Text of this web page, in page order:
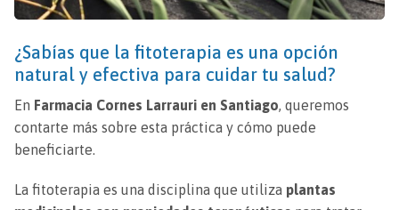
¿Sabías que la fitoterapia es una opción
natural y efectiva para cuidar tu salud?
En Farmacia Cornes Larrauri en Santiago, queremos
contarte más sobre esta práctica y cómo puede
beneficiarte.
La fitoterapia es una disciplina que utiliza plantas